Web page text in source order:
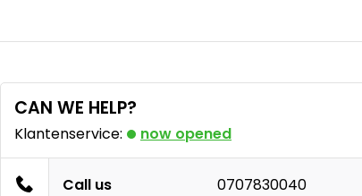
CAN WE HELP?
Klantenservice: now opened
Call us 0707830040